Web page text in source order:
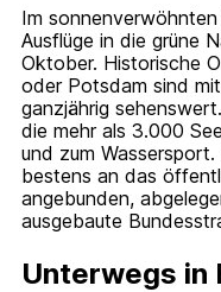
Im
Ausflüge in die grüne
Oktober. Historische
oder Potsdam sind
ganzjährig
die mehr als 3.000
und zum
bestens an das
angebunden,
ausgebaute
Unterwegs in